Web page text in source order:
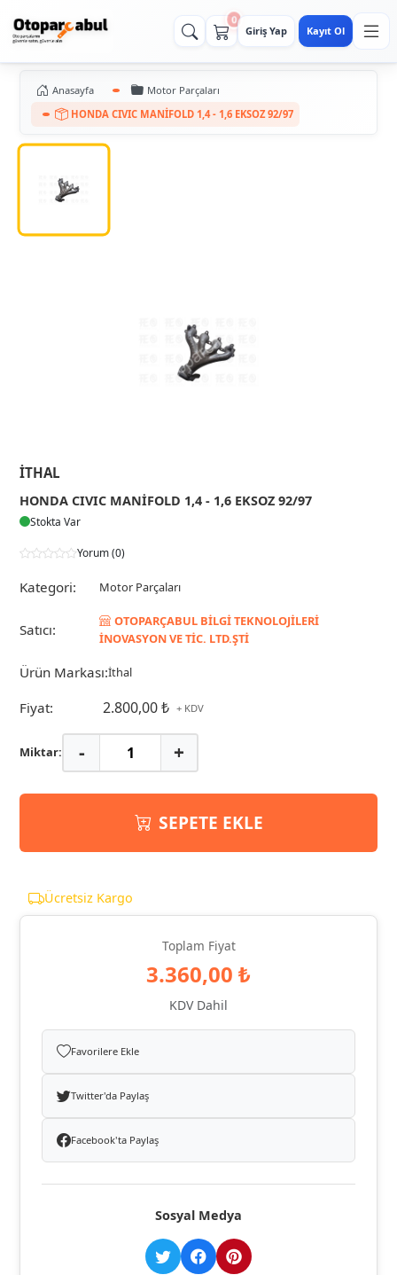
0
Giriş Yap Kayıt Ol
Anasayfa
Motor Parçaları
HONDA CIVIC MANİFOLD 1,4 - 1,6 EKSOZ 92/97
İTHAL
HONDA CIVIC MANİFOLD 1,4 - 1,6 EKSOZ 92/97
Stokta Var
Yorum (0)
Kategori: Motor Parçaları
Satıcı:
OTOPARÇABUL BİLGİ TEKNOLOJİLERİ
İNOVASYON VE TİC. LTD.ŞTİ
Ürün Markası:İthal
Fiyat: 2.800,00 ₺ + KDV
Miktar: - +
SEPETE EKLE
Ücretsiz Kargo
Toplam Fiyat
3.360,00 ₺
KDV Dahil
Favorilere Ekle
Twitter'da Paylaş
Facebook'ta Paylaş
Sosyal Medya